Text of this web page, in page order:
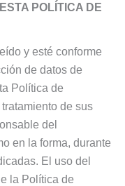
POLÍTICA DE
y esté conforme
de datos de
Política de
de sus
del
en la forma, durante
El uso del
la Política de